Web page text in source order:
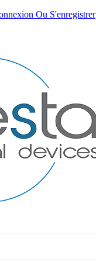
Ou S'enregistrer